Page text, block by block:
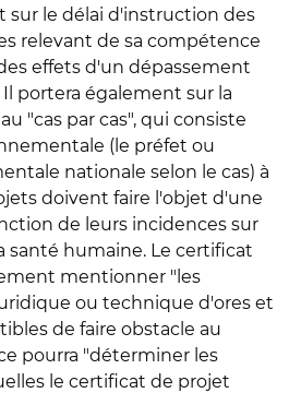
sur le délai d'instruction des
relevant de sa compétence
effets d'un dépassement
portera également sur la
"cas par cas", qui consiste
(le préfet ou
nationale selon le cas) à
doivent faire l'objet d'une
de leurs incidences sur
santé humaine. Le certificat
mentionner "les
ou technique d'ores et
de faire obstacle au
pourra "déterminer les
le certificat de projet